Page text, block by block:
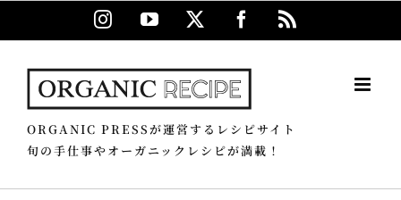
Instagram
YouTube Facebook
ORGANIC PRESSが運営するレシピサイト
旬の手仕事やオーガニックレシピが満載！